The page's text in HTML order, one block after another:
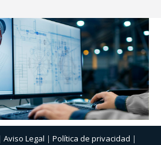
Aviso Legal | Política de privacidad |